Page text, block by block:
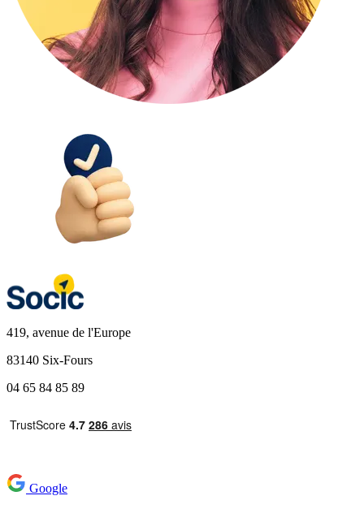
419, avenue de l'Europe
83140 Six-Fours
04 65 84 85 89
Google